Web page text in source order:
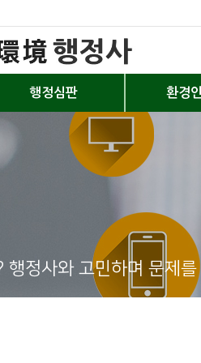
행정심판 환경
행정사와 고민하며 문제